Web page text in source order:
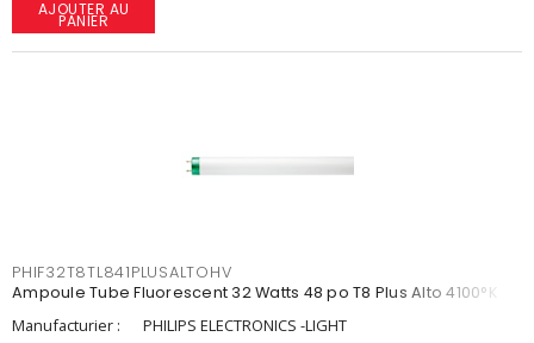
AJOUTER AU
PANIER
PHIF32T8TL841PLUSALTOHV
Ampoule Tube Fluorescent 32 Watts 48 po T8 Plus Alto 4100°K
Manufacturier :
PHILIPS ELECTRONICS -LIGHT